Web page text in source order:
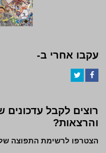
עקבו אחרי ב-
רוצים לקבל עדכונים
והרצאות?
הצטרפו לרשימת התפוצה